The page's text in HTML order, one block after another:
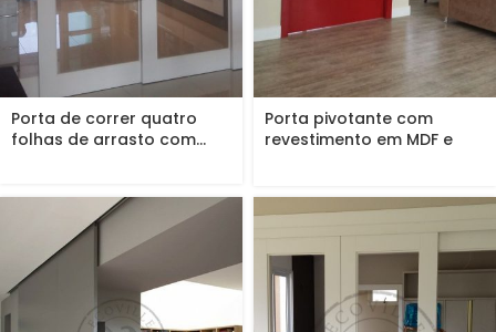
Porta de correr quatro
folhas de arrasto com...
Porta pivotante com
revestimento em MDF e